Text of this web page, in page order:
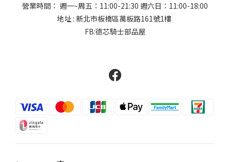
營業時間： 週一~周五：11:00-21:30 週六日：11:00-18:00
地址 : 新北市板橋區萬板路161號1樓
FB:德芯騎士部品屋